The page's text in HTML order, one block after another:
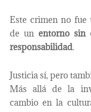
Este crimen no fue
de un entorno sin
responsabilidad.
Justicia sí, pero
Más allá de la
cambio en la